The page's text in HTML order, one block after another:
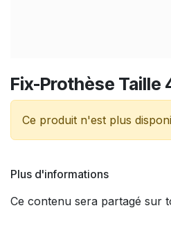
Fix-Prothèse Taille
Ce produit n'est plus
Plus d'informations
Ce contenu sera partagé sur